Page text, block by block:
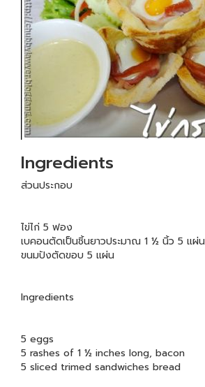
Ingredients
ส่วนประกอบ
ไข่ไก่ 5 ฟอง
เบคอนตัดเป็นชิ้นยาวประมาณ 1 ½ นิ้ว 5 แผ่น
ขนมปังตัดขอบ 5 แผ่น
Ingredients
5 eggs
5 rashes of 1 ½ inches long, bacon
5 sliced trimed sandwiches bread